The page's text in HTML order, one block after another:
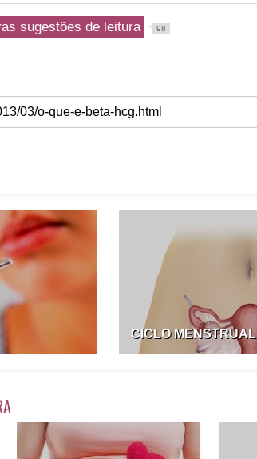
sugestões de leitura 98
CICLO MENSTRUAL